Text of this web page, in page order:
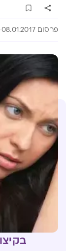
פרסום 08.01.2017